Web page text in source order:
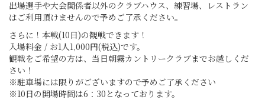
出場選手や大会関係者以外のクラブハウス、練習場、レストラン
はご利用頂けませんので予めご了承ください。
さらに！本戦(10日)の観戦できます！
入場料金 / お1人1,000円(税込)です。
観戦をご希望の方は、当日朝霧カントリークラブまでお越しくだ
さい！
※駐車場には限りがございますので予めご了承ください
※10日の開場時間は6：30となっております。